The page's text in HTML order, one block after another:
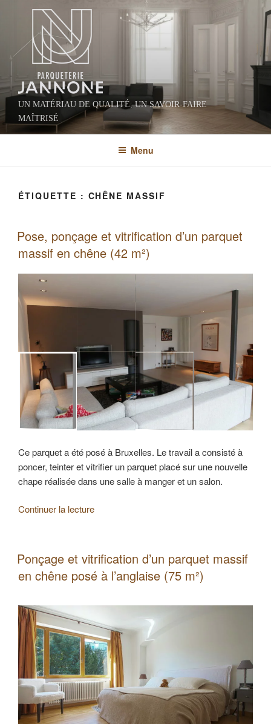
principal
UN MATÉRIAU DE QUALITÉ, UN SAVOIR-FAIRE
MAÎTRISÉ
Menu
ÉTIQUETTE : CHÊNE MASSIF
PUBLIÉ
LE
Pose, ponçage et vitrification d’un parquet
massif en chêne (42 m²)
Ce parquet a été posé à Bruxelles. Le travail a consisté à
poncer, teinter et vitrifier un parquet placé sur une nouvelle
chape réalisée dans une salle à manger et un salon.
Continuer la lecturede
et
vitrification
d’un
en
chêne
(42
m²) »
PUBLIÉ
LE
Ponçage et vitrification d’un parquet massif
en chêne posé à l’anglaise (75 m²)